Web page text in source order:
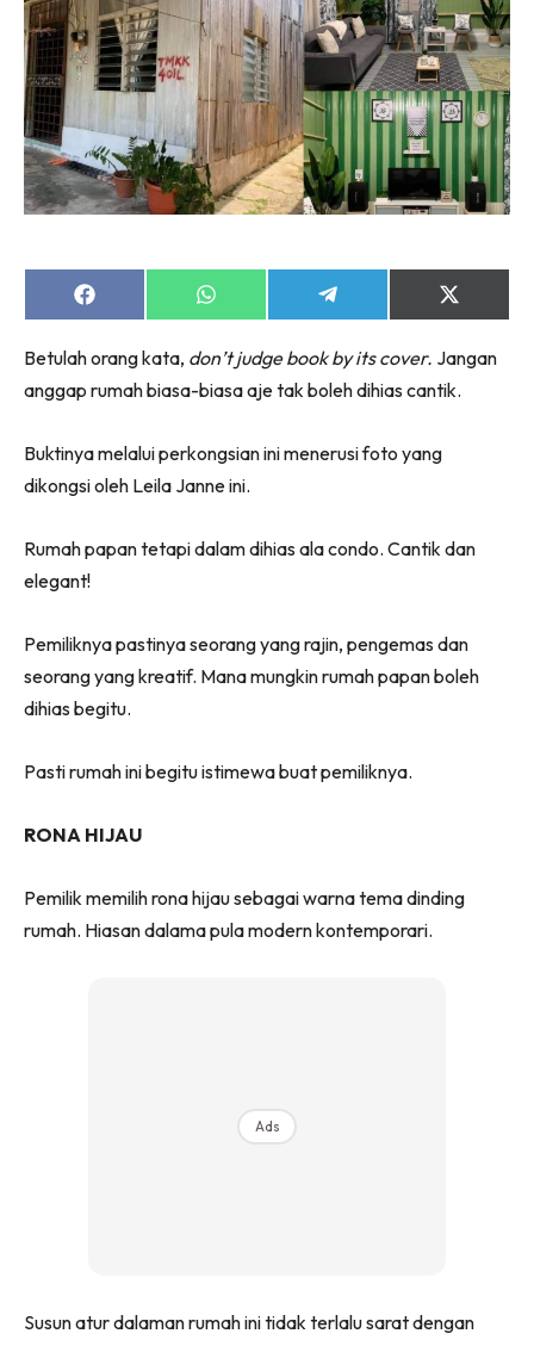
Share
on
Share
on
Share
on
Share
on
(Twitter)
Betulah orang kata, don’t judge book by its cover. Jangan
anggap rumah biasa-biasa aje tak boleh dihias cantik.
Buktinya melalui perkongsian ini menerusi foto yang
dikongsi oleh Leila Janne ini.
Rumah papan tetapi dalam dihias ala condo. Cantik dan
elegant!
Pemiliknya pastinya seorang yang rajin, pengemas dan
seorang yang kreatif. Mana mungkin rumah papan boleh
dihias begitu.
Pasti rumah ini begitu istimewa buat pemiliknya.
RONA HIJAU
Pemilik memilih rona hijau sebagai warna tema dinding
rumah. Hiasan dalama pula modern kontemporari.
Ads
Susun atur dalaman rumah ini tidak terlalu sarat dengan